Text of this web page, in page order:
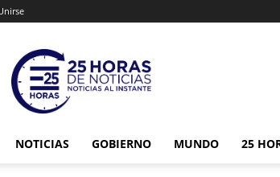
NOTICIAS GOBIERNO MUNDO 25